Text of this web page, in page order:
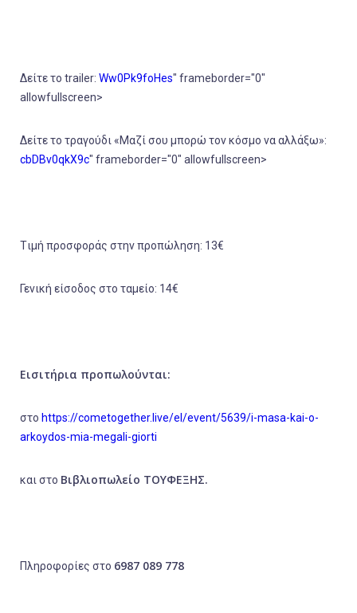
Δείτε το trailer: Ww0Pk9foHes" frameborder="0"
allowfullscreen>
Δείτε το τραγούδι «Μαζί σου μπορώ τον κόσμο να αλλάξω»:
cbDBv0qkX9c" frameborder="0" allowfullscreen>
Tιμή προσφοράς στην προπώληση: 13€
Γενική είσοδος στο ταμείο: 14€
Εισιτήρια προπωλούνται:
στο https://cometogether.live/el/event/5639/i-masa-kai-o-
arkoydos-mia-megali-giorti
και στο Βιβλιοπωλείο ΤΟΥΦΕΞΗΣ.
Πληροφορίες στο 6987 089 778